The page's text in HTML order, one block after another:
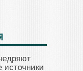
источники